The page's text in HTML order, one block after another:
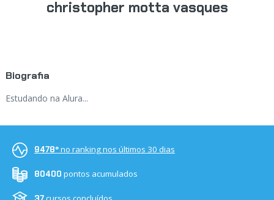
christopher motta vasques
Biografia
Estudando na Alura...
9478ºno ranking nos últimos 30 dias
80400 pontos acumulados